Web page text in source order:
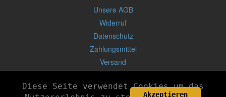
Unsere AGB
Widerruf
Datenschutz
Zahlungsmittel
Versand
© 2026 byweb4ward.de
Diese Seite verwendet Cookies um das
Akzeptieren